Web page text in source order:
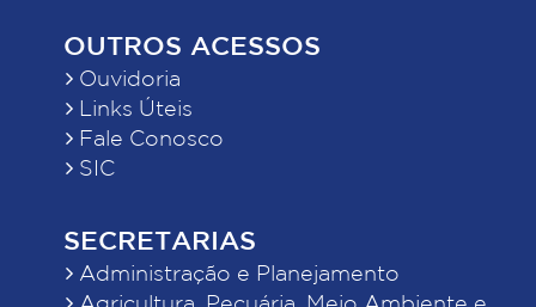
OUTROS ACESSOS
Ouvidoria
Links Úteis
Fale Conosco
SIC
SECRETARIAS
Administração e Planejamento